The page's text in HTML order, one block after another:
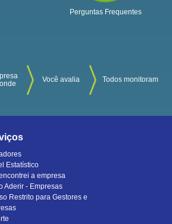
Perguntas Frequentes
Você avalia Todos monitoram
Estatístico
a empresa
Aderir - Empresas
Restrito para Gestores e